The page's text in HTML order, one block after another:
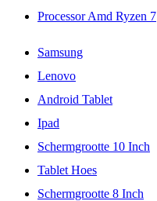
Processor Amd Ryzen 7
Samsung
Lenovo
Android Tablet
Ipad
Schermgrootte 10 Inch
Tablet Hoes
Schermgrootte 8 Inch